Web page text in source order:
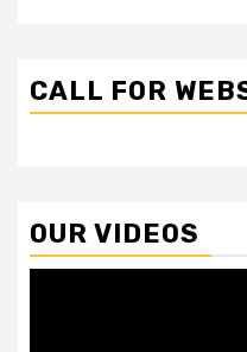
CALL FOR
OUR VIDEOS